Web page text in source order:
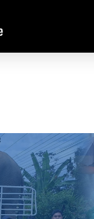
ง พ.ศ. 2563
นักจัดสวัสดิภาพรุ่นเยาว์